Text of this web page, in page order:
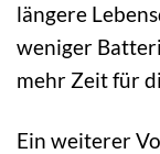
längere
weniger
mehr Zeit für
Ein weiterer